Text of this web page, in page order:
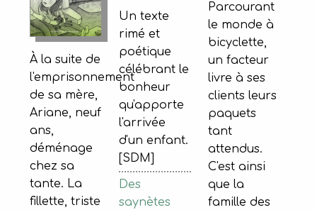
À la suite de
l'emprisonnement
de sa mère,
Ariane, neuf
ans,
déménage
chez sa
tante. La
fillette, triste
Un texte
rimé et
poétique
célébrant le
bonheur
qu'apporte
l'arrivée
d'un enfant.
[SDM]
Des
saynètes
Parcourant
le monde à
bicyclette,
un facteur
livre à ses
clients leurs
paquets
tant
attendus.
C'est ainsi
que la
famille des